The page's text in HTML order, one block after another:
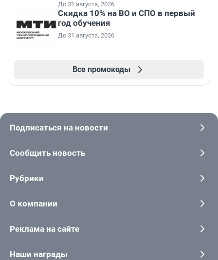
До 31 августа, 2026
Скидка 10% на ВО и СПО в первый
год обучения
До 31 августа, 2026
Все промокоды
Подписаться на новости
Сообщить новость
Рубрики
О компании
Реклама на сайте
Наши награды